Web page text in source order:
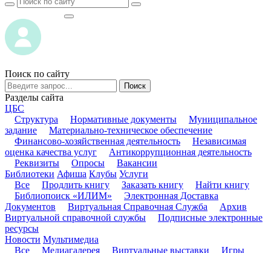
Поиск по сайту
Поиск
Разделы сайта
ЦБС
Структура
Нормативные документы
Муниципальное
задание
Материально-техническое обеспечение
Финансово-хозяйственная деятельность
Независимая
оценка качества услуг
Антикоррупционная деятельность
Реквизиты
Опросы
Вакансии
Библиотеки Афиша Клубы Услуги
Все
Продлить книгу Заказать книгу
Найти книгу
Библиопоиск «ИЛИМ»
Электронная Доставка
Документов
Виртуальная Справочная Служба
Архив
Виртуальной справочной службы
Подписные электронные
ресурсы
Новости Мультимедиа
Все
Медиагалерея Виртуальные выставки
Игры